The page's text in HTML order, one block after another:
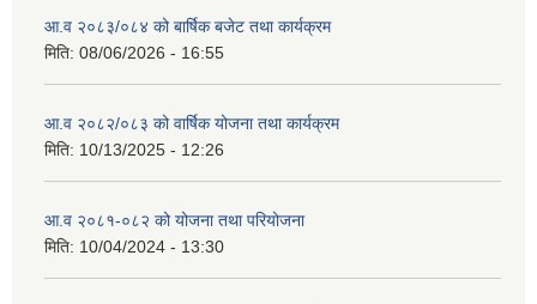
आ.व २०८३/०८४ को बार्षिक बजेट तथा कार्यक्रम
मिति: 08/06/2026 - 16:55
आ.व २०८२/०८३ को वार्षिक योजना तथा कार्यक्रम
मिति: 10/13/2025 - 12:26
आ.व २०८१-०८२ को योजना तथा परियोजना
मिति: 10/04/2024 - 13:30